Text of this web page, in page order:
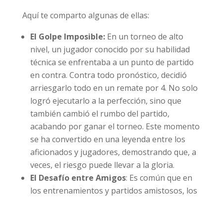
Aquí te comparto algunas de ellas:
El Golpe Imposible:En un torneo de alto
nivel, un jugador conocido por su habilidad
técnica se enfrentaba a un punto de partido
en contra. Contra todo pronóstico, decidió
arriesgarlo todo en un remate por 4. No solo
logró ejecutarlo a la perfección, sino que
también cambió el rumbo del partido,
acabando por ganar el torneo. Este momento
se ha convertido en una leyenda entre los
aficionados y jugadores, demostrando que, a
veces, el riesgo puede llevar a la gloria.
El Desafío entre Amigos: Es común que en
los entrenamientos y partidos amistosos, los